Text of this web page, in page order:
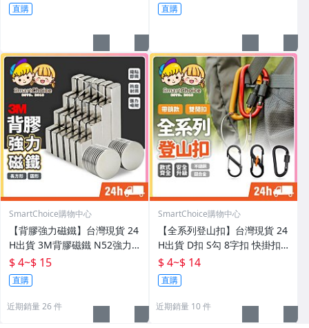
直購
82】
直購
SmartChoice購物中心
【背膠強力磁鐵】台灣現貨 24
H出貨 3M背膠磁鐵 N52強力
磁鐵 雙面膠磁鐵 貼片磁鐵 磁
鐵貼 強磁 磁鐵片 長方形磁鐵
【A0305】
$ 4~$ 15
直購
近期銷量 26 件
SmartChoice購物中心
【全系列登山扣】台灣現貨 24
H出貨 D扣 S勾 8字扣 快掛扣
鑰匙扣 背包露營扣環 背包露營
掛勾 露營背包配件 扣環組【A
0304】
$ 4~$ 14
直購
近期銷量 10 件